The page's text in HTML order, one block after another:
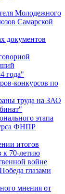
Молодежного
Самарской
документов
года"
конкурсов по
труда на ЗАО
этапа
ФНПР
итогов
к 70-летию
войне
глазами
мнения от